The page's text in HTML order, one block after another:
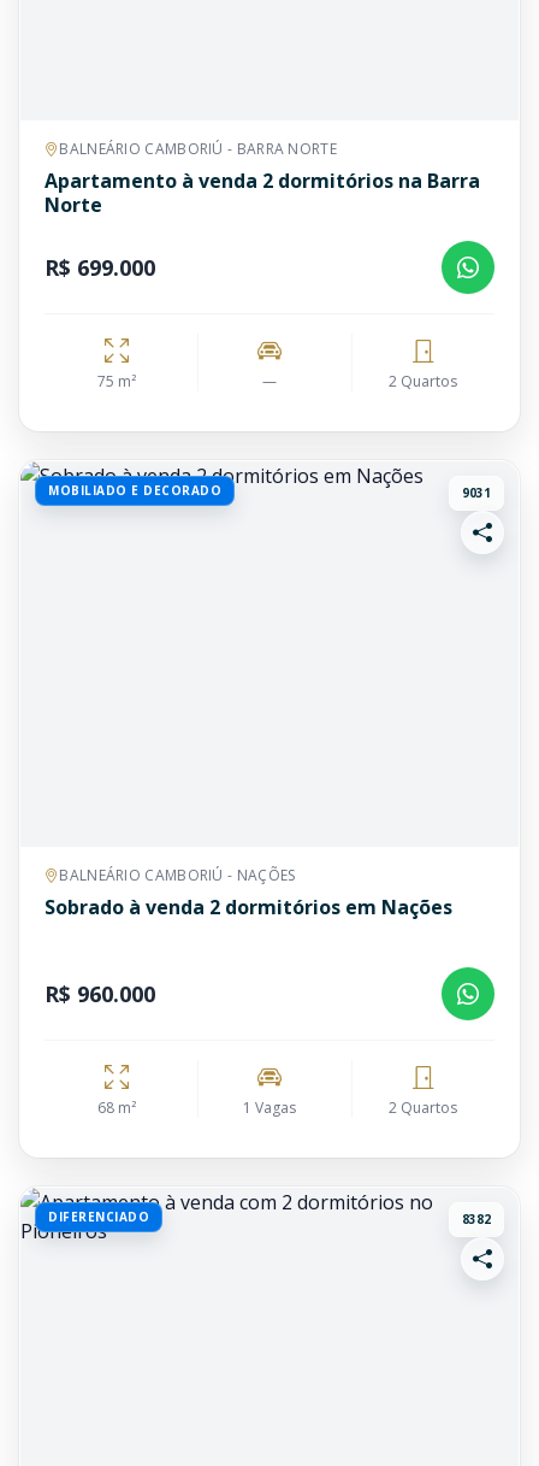
BALNEÁRIO CAMBORIÚ - BARRA NORTE
Apartamento à venda 2 dormitórios na Barra
Norte
R$ 699.000
75 m² — 2 Quartos
MOBILIADO E DECORADO 9031
BALNEÁRIO CAMBORIÚ - NAÇÕES
Sobrado à venda 2 dormitórios em Nações
R$ 960.000
68 m² 1 Vagas 2 Quartos
DIFERENCIADO 8382